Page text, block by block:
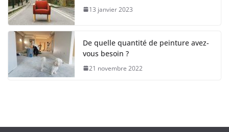
13 janvier 2023
De quelle quantité de peinture avez-
vous besoin ?
21 novembre 2022